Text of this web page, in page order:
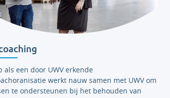
als een door UWV erkende
werkt nauw samen met UWV om
te ondersteunen bij het behouden van